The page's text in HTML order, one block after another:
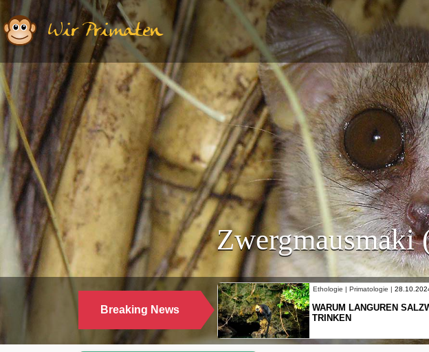
Wir Primaten
Zwergmausmaki
Breaking News
Ethologie | Primatologie |
NEUES VON WEIBLICHEN
SCHOPFGIBBONS UND